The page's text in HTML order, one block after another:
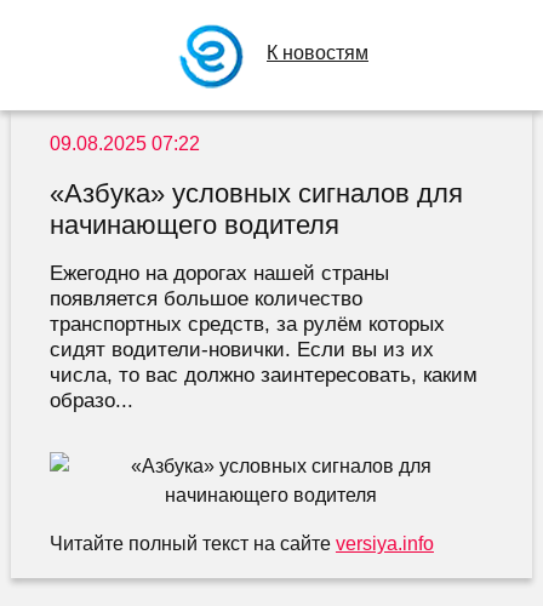
К новостям
09.08.2025 07:22
«Азбука» условных сигналов для
начинающего водителя
Ежегодно на дорогах нашей страны
появляется большое количество
транспортных средств, за рулём которых
сидят водители-новички. Если вы из их
числа, то вас должно заинтересовать, каким
образо...
Читайте полный текст на сайте versiya.info